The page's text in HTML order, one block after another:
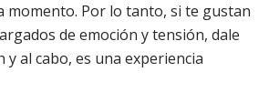
momento. Por lo tanto, si te gustan
de emoción y tensión, dale
y al cabo, es una experiencia